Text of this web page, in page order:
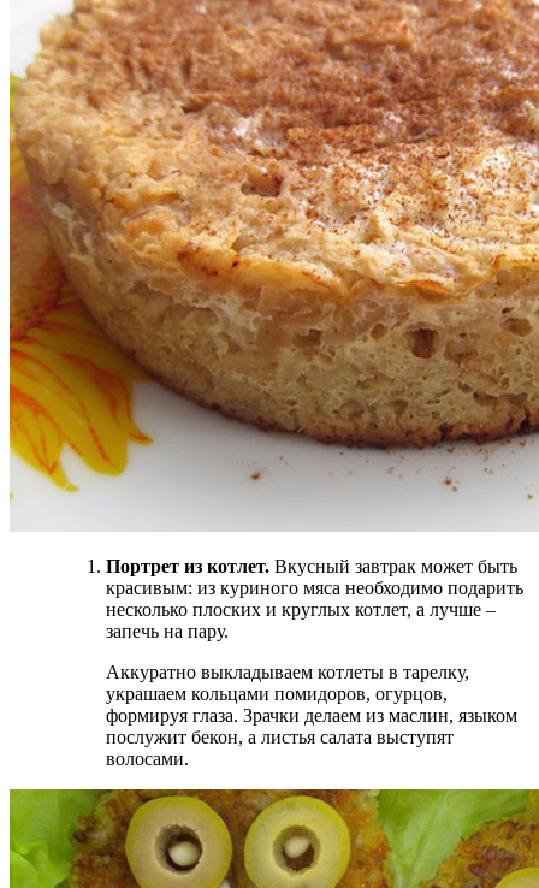
Портрет из котлет. Вкусный завтрак может быть
красивым: из куриного мяса необходимо подарить
несколько плоских и круглых котлет, а лучше –
запечь на пару.
Аккуратно выкладываем котлеты в тарелку,
украшаем кольцами помидоров, огурцов,
формируя глаза. Зрачки делаем из маслин, языком
послужит бекон, а листья салата выступят
волосами.